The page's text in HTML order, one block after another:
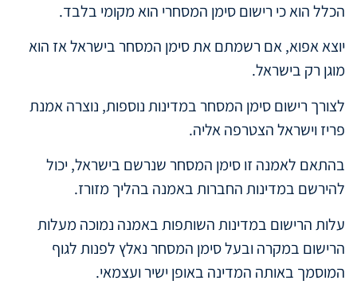
הכלל הוא כי רישום סימן המסחרי הוא מקומי בלבד.
יוצא אפוא, אם רשמתם את סימן המסחר בישראל אז הוא
מוגן רק בישראל.
לצורך רישום סימן המסחר במדינות נוספות, נוצרה אמנת
פריז וישראל הצטרפה אליה.
בהתאם לאמנה זו סימן המסחר שנרשם בישראל, יכול
להירשם במדינות החברות באמנה בהליך מזורז.
עלות הרישום במדינות השותפות באמנה נמוכה מעלות
הרישום במקרה ובעל סימן המסחר נאלץ לפנות לגוף
המוסמך באותה המדינה באופן ישיר ועצמאי.